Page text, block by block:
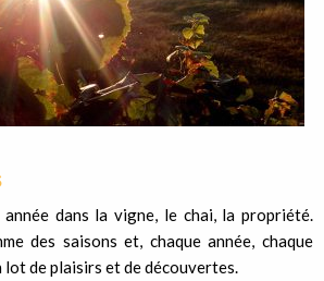
dans la vigne, le chai, la propriété.
des saisons et, chaque année, chaque
lot de plaisirs et de découvertes.